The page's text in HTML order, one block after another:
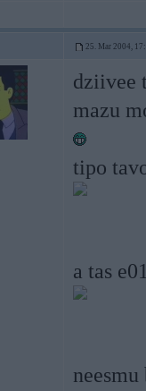
25. Mar 2004,
dziivee
mazu
tipo
a tas